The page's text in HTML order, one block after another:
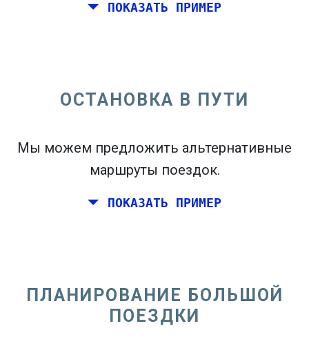
Найдено ранее. Нажмитеflight_takeoff, чтобы увидеть
ПОКАЗАТЬ ПРИМЕР
одну сторону
сортировка
ОСТАНОВКА В ПУТИ
Мы можем предложить альтернативные
маршруты поездок.
ПОКАЗАТЬ ПРИМЕР
ПЛАНИРОВАНИЕ БОЛЬШОЙ
ПОЕЗДКИ